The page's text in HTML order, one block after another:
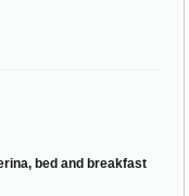
bed and breakfast